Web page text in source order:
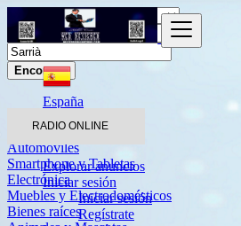
RADIO ONLINE
Explorar anuncios
Iniciar sesión
Iniciar sesión
Regístrate
Encontrar
España
Automóviles
Smartphone y Tabletas
Electrónica
Muebles y Electrodomésticos
Bienes raíces